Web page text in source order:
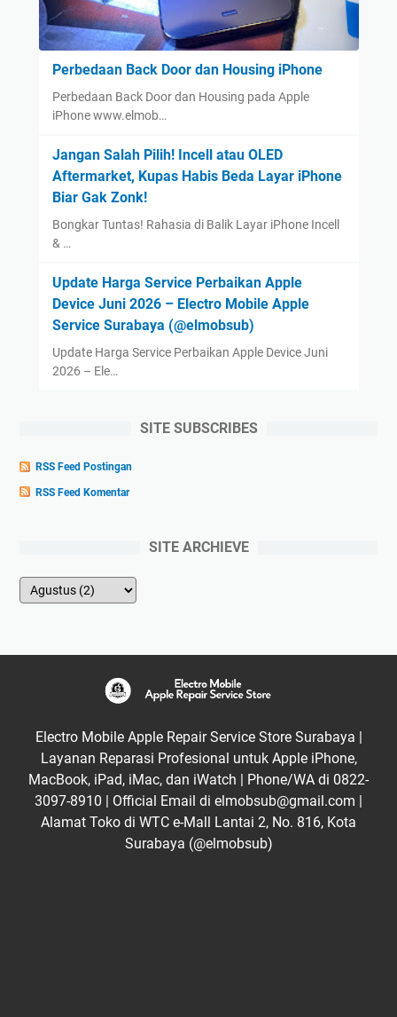
Perbedaan Back Door dan Housing iPhone
Perbedaan Back Door dan Housing pada Apple
iPhone www.elmob…
Jangan Salah Pilih! Incell atau OLED
Aftermarket, Kupas Habis Beda Layar iPhone
Biar Gak Zonk!
Bongkar Tuntas! Rahasia di Balik Layar iPhone Incell
& …
Update Harga Service Perbaikan Apple
Device Juni 2026 – Electro Mobile Apple
Service Surabaya (@elmobsub)
Update Harga Service Perbaikan Apple Device Juni
2026 – Ele…
SITE SUBSCRIBES
RSS Feed Postingan
RSS Feed Komentar
SITE ARCHIEVE
Electro Mobile Apple Repair Service Store Surabaya |
Layanan Reparasi Profesional untuk Apple iPhone,
MacBook, iPad, iMac, dan iWatch | Phone/WA di 0822-
3097-8910 | Official Email di elmobsub@gmail.com |
Alamat Toko di WTC e-Mall Lantai 2, No. 816, Kota
Surabaya (@elmobsub)